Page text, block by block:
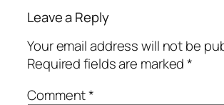
Leave a Reply
Your email address will not be
Required fields are marked*
Comment*